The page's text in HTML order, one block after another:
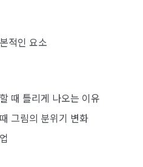
적인 요소
때 틀리게 나오는 이유
그림의 분위기 변화